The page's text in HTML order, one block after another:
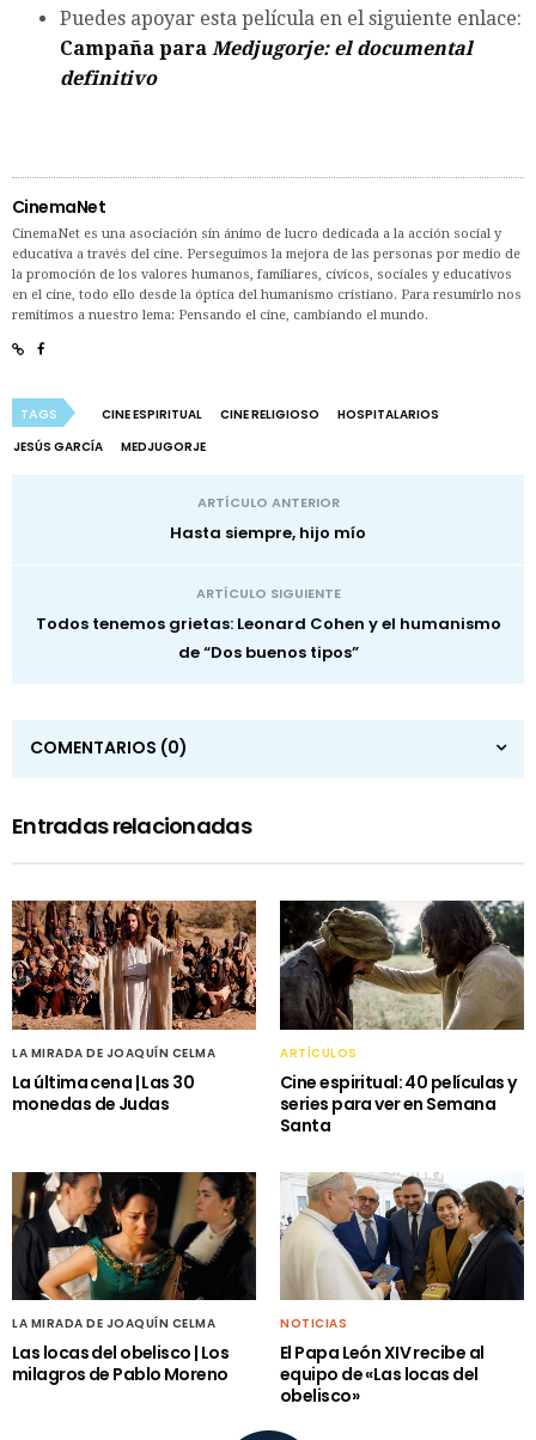
Puedes apoyar esta película en el siguiente enlace:
Campaña para Medjugorje: el documental
definitivo
CinemaNet
CinemaNet es una asociación sin ánimo de lucro dedicada a la acción social y
educativa a través del cine. Perseguimos la mejora de las personas por medio de
la promoción de los valores humanos, familiares, cívicos, sociales y educativos
en el cine, todo ello desde la óptica del humanismo cristiano. Para resumirlo nos
remitimos a nuestro lema: Pensando el cine, cambiando el mundo.
TAGS CINE ESPIRITUAL CINE RELIGIOSO
HOSPITALARIOS
JESÚS GARCÍA
MEDJUGORJE
ARTÍCULO ANTERIOR
Hasta siempre, hijo mío
ARTÍCULO SIGUIENTE
Todos tenemos grietas: Leonard Cohen y el humanismo
de “Dos buenos tipos”
COMENTARIOS (0)
Entradas relacionadas
LA MIRADA DE JOAQUÍN CELMA
La última cena | Las 30
monedas de Judas
ARTÍCULOS
Cine espiritual: 40 películas y
series para ver en Semana
Santa
LA MIRADA DE JOAQUÍN CELMA
Las locas del obelisco | Los
milagros de Pablo Moreno
NOTICIAS
El Papa León XIV recibe al
equipo de «Las locas del
obelisco»